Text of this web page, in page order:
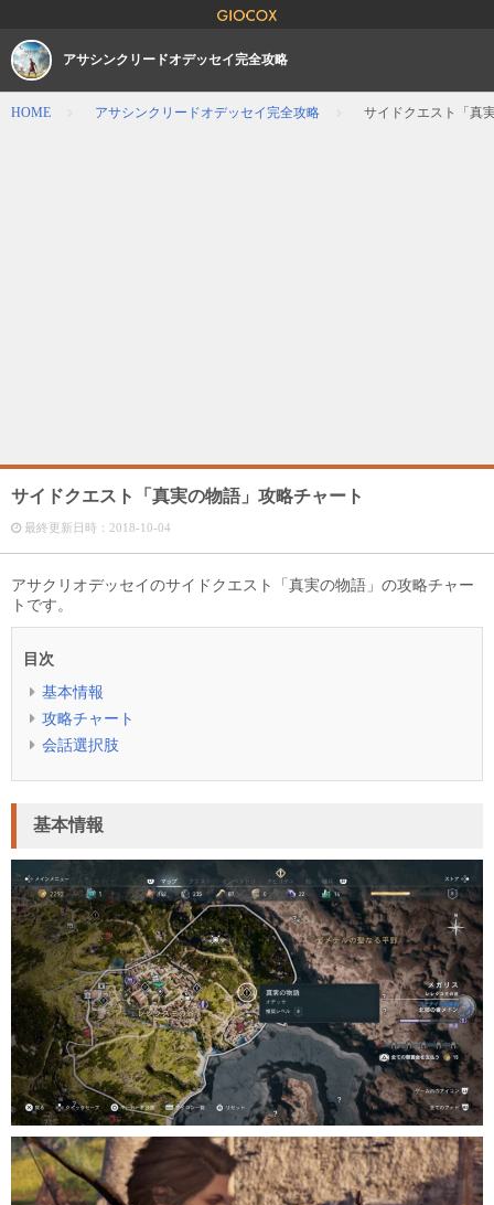
アサシンクリードオデッセイ完全攻略
HOME アサシンクリードオデッセイ完全攻略 サイドクエスト「真
サイドクエスト「真実の物語」攻略チャート
最終更新日時： 2018-10-04
アサクリオデッセイのサイドクエスト「真実の物語」の攻略チャー
トです。
目次
基本情報
攻略チャート
会話選択肢
基本情報